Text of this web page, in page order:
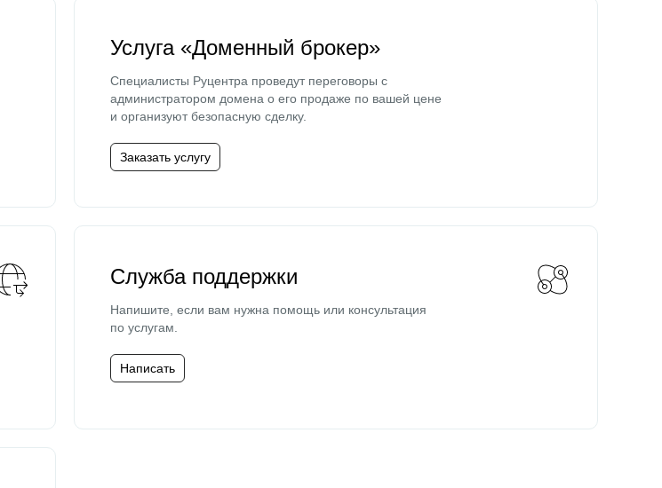
Услуга «Доменный брокер»
Специалисты Руцентра проведут переговоры с
администратором домена о его продаже по вашей цене
и организуют безопасную сделку.
Заказать услугу
Служба поддержки
Напишите, если вам нужна помощь или консультация
по услугам.
Написать